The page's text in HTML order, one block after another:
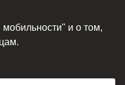
и о том,